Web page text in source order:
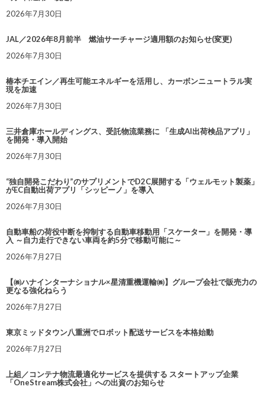
2026年7月30日
JAL／2026年8月前半 燃油サーチャージ適用額のお知らせ(変更)
2026年7月30日
椿本チエイン／再生可能エネルギーを活用し、カーボンニュートラル実
現を加速
2026年7月30日
三井倉庫ホールディングス、受託物流業務に 「生成AI出荷検品アプリ」
を開発・導入開始
2026年7月30日
“独自開発こだわり”のサプリメントでD2C展開する「ウェルモット製薬」
がEC自動出荷アプリ「シッピーノ」を導入
2026年7月30日
自動車船の荷役中断を抑制する自動車移動用「スケーター」を開発・導
入 ～自力走行できない車両を約5分で移動可能に～
2026年7月27日
【㈱ハナインターナショナル×星清重機運輸㈱】グループ会社で販売力の
更なる強化ねらう
2026年7月27日
東京ミッドタウン八重洲でロボット配送サービスを本格始動
2026年7月27日
上組／コンテナ物流最適化サービスを提供する スタートアップ企業
「OneStream株式会社」への出資のお知らせ